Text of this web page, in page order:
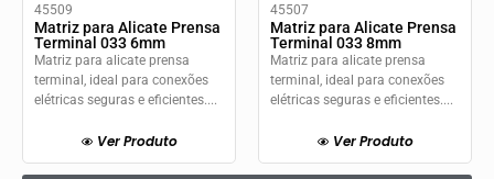
45509
Matriz para Alicate Prensa
Terminal 033 6mm
Matriz para alicate prensa
terminal, ideal para conexões
elétricas seguras e eficientes....
Ver Produto
45507
Matriz para Alicate Prensa
Terminal 033 8mm
Matriz para alicate prensa
terminal, ideal para conexões
elétricas seguras e eficientes....
Ver Produto